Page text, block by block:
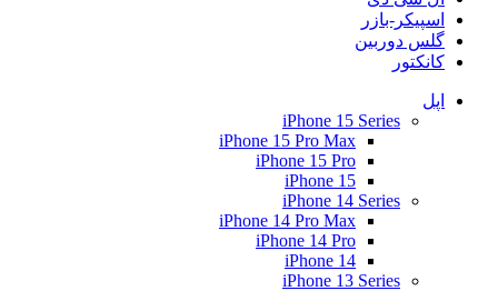
اسپیکر-بازر
گلس دوربین
کانکتور
اپل
iPhone 15 Series
iPhone 15 Pro Max
iPhone 15 Pro
iPhone 15
iPhone 14 Series
iPhone 14 Pro Max
iPhone 14 Pro
iPhone 14
iPhone 13 Series